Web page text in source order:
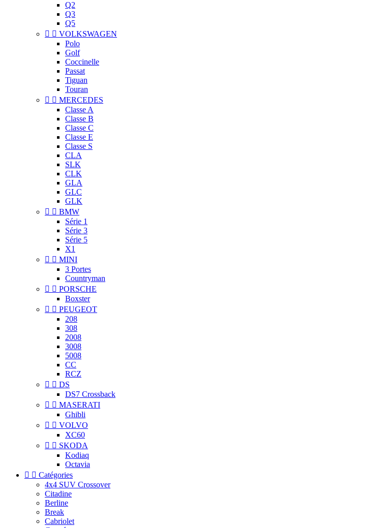
Q2
Q3
Q5
  VOLKSWAGEN
Polo
Golf
Coccinelle
Passat
Tiguan
Touran
  MERCEDES
Classe A
Classe B
Classe C
Classe E
Classe S
CLA
SLK
CLK
GLA
GLC
GLK
  BMW
Série 1
Série 3
Série 5
X1
  MINI
3 Portes
Countryman
  PORSCHE
Boxster
  PEUGEOT
208
308
2008
3008
5008
CC
RCZ
  DS
DS7 Crossback
  MASERATI
Ghibli
  VOLVO
XC60
  SKODA
Kodiaq
Octavia
  Catégories
4x4 SUV Crossover
Citadine
Berline
Break
Cabriolet